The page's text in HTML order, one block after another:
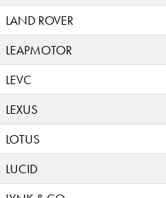
LAND ROVER
LEAPMOTOR
LEVC
LEXUS
LOTUS
LUCID